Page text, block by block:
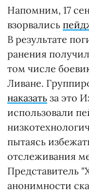
Напомним, 17
взорвались
В результате
ранения
том числе
Ливане.
наказать за это
использовали
пытаясь
отслеживания
Представитель
анонимности